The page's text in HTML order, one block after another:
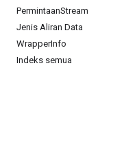
PermintaanStream
Jenis Aliran Data
WrapperInfo
Indeks semua